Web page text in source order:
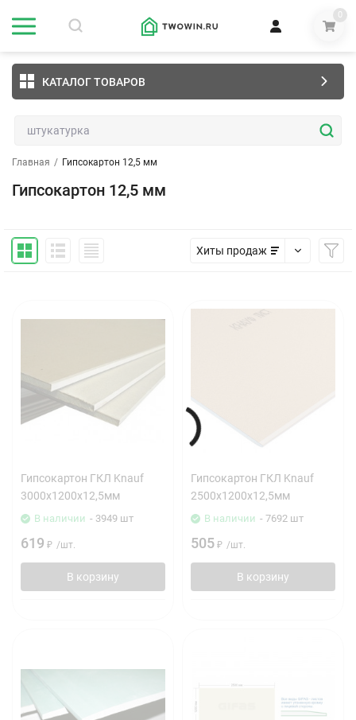
0
КАТАЛОГ ТОВАРОВ
Главная / Гипсокартон 12,5 мм
Гипсокартон 12,5 мм
Хиты продаж
Гипсокартон ГКЛ Knauf
3000х1200х12,5мм
В наличии - 3949 шт
619 ₽ /шт.
В корзину
Гипсокартон ГКЛ Knauf
2500х1200х12,5мм
В наличии - 7692 шт
505 ₽ /шт.
В корзину